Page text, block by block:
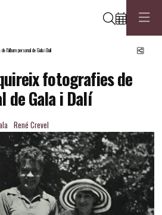
Cerca
l'àlbum personal de Gala i Dalí
fotografies de
de Gala i Dalí
René Crevel